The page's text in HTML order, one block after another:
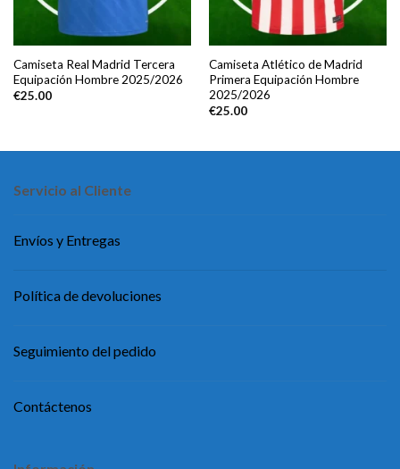
Camiseta Real Madrid Tercera
Equipación Hombre 2025/2026
€25.00
Camiseta Atlético de Madrid
Primera Equipación Hombre
2025/2026
€25.00
Servicio al Cliente
Envíos y Entregas
Política de devoluciones
Seguimiento del pedido
Contáctenos